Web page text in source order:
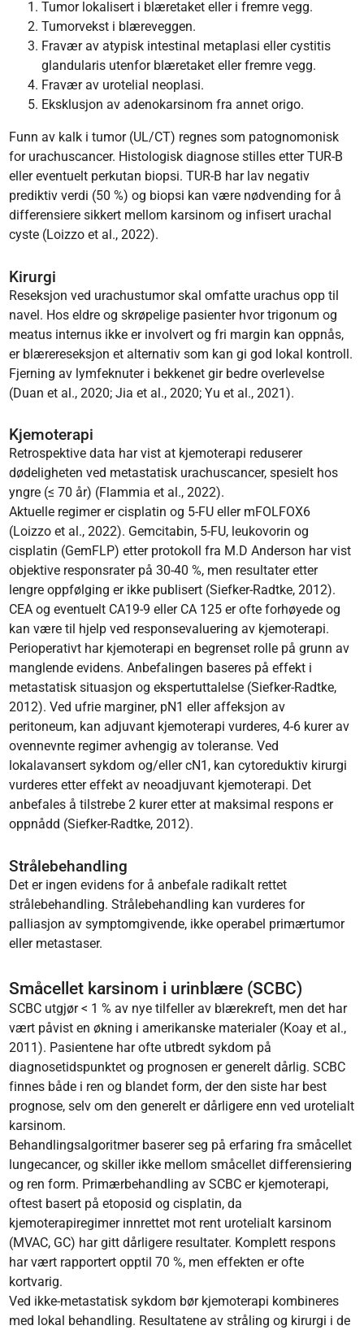
Tumor lokalisert i blæretaket eller i fremre vegg.
Tumorvekst i blæreveggen.
Fravær av atypisk intestinal metaplasi eller cystitis
glandularis utenfor blæretaket eller fremre vegg.
Fravær av urotelial neoplasi.
Eksklusjon av adenokarsinom fra annet origo.
Funn av kalk i tumor (UL/CT) regnes som patognomonisk
for urachuscancer. Histologisk diagnose stilles etter TUR-B
eller eventuelt perkutan biopsi. TUR-B har lav negativ
prediktiv verdi (50 %) og biopsi kan være nødvending for å
differensiere sikkert mellom karsinom og infisert urachal
cyste (Loizzo et al., 2022).
Kirurgi
Reseksjon ved urachustumor skal omfatte urachus opp til
navel. Hos eldre og skrøpelige pasienter hvor trigonum og
meatus internus ikke er involvert og fri margin kan oppnås,
er blærereseksjon et alternativ som kan gi god lokal kontroll.
Fjerning av lymfeknuter i bekkenet gir bedre overlevelse
(Duan et al., 2020; Jia et al., 2020; Yu et al., 2021).
Kjemoterapi
Retrospektive data har vist at kjemoterapi reduserer
dødeligheten ved metastatisk urachuscancer, spesielt hos
yngre (≤ 70 år) (Flammia et al., 2022).
Aktuelle regimer er cisplatin og 5-FU eller mFOLFOX6
(Loizzo et al., 2022). Gemcitabin, 5-FU, leukovorin og
cisplatin (GemFLP) etter protokoll fra M.D Anderson har vist
objektive responsrater på 30-40 %, men resultater etter
lengre oppfølging er ikke publisert (Siefker-Radtke, 2012).
CEA og eventuelt CA19-9 eller CA 125 er ofte forhøyede og
kan være til hjelp ved responsevaluering av kjemoterapi.
Perioperativt har kjemoterapi en begrenset rolle på grunn av
manglende evidens. Anbefalingen baseres på effekt i
metastatisk situasjon og ekspertuttalelse (Siefker-Radtke,
2012). Ved ufrie marginer, pN1 eller affeksjon av
peritoneum, kan adjuvant kjemoterapi vurderes, 4-6 kurer av
ovennevnte regimer avhengig av toleranse. Ved
lokalavansert sykdom og/eller cN1, kan cytoreduktiv kirurgi
vurderes etter effekt av neoadjuvant kjemoterapi. Det
anbefales å tilstrebe 2 kurer etter at maksimal respons er
oppnådd (Siefker-Radtke, 2012).
Strålebehandling
Det er ingen evidens for å anbefale radikalt rettet
strålebehandling. Strålebehandling kan vurderes for
palliasjon av symptomgivende, ikke operabel primærtumor
eller metastaser.
Småcellet karsinom i urinblære (SCBC)
SCBC utgjør < 1 % av nye tilfeller av blærekreft, men det har
vært påvist en økning i amerikanske materialer (Koay et al.,
2011). Pasientene har ofte utbredt sykdom på
diagnosetidspunktet og prognosen er generelt dårlig. SCBC
finnes både i ren og blandet form, der den siste har best
prognose, selv om den generelt er dårligere enn ved urotelialt
karsinom.
Behandlingsalgoritmer baserer seg på erfaring fra småcellet
lungecancer, og skiller ikke mellom småcellet differensiering
og ren form. Primærbehandling av SCBC er kjemoterapi,
oftest basert på etoposid og cisplatin, da
kjemoterapiregimer innrettet mot rent urotelialt karsinom
(MVAC, GC) har gitt dårligere resultater. Komplett respons
har vært rapportert opptil 70 %, men effekten er ofte
kortvarig.
Ved ikke-metastatisk sykdom bør kjemoterapi kombineres
med lokal behandling. Resultatene av stråling og kirurgi i de